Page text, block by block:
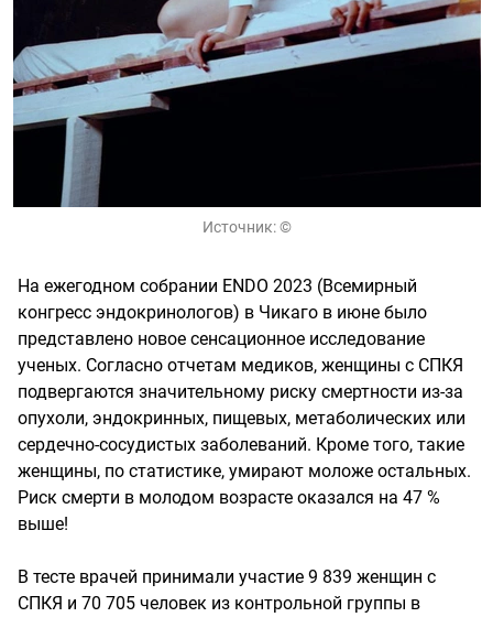
Источник:©
На ежегодном собрании ENDO 2023 (Всемирный
конгресс эндокринологов) в Чикаго в июне было
представлено новое сенсационное исследование
ученых. Согласно отчетам медиков, женщины с СПКЯ
подвергаются значительному риску смертности из-за
опухоли, эндокринных, пищевых, метаболических или
сердечно-сосудистых заболеваний. Кроме того, такие
женщины, по статистике, умирают моложе остальных.
Риск смерти в молодом возрасте оказался на 47 %
выше!
В тесте врачей принимали участие 9 839 женщин с
СПКЯ и 70 705 человек из контрольной группы в